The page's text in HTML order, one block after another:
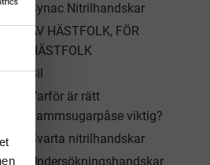
i önskelista
Synac Nitrilhandskar
AV HÄSTFOLK, FÖR
HÄSTFOLK
Bil
Varför är rätt
dammsugarpåse viktig?
Svarta nitrilhandskar
Undersökningshandskar